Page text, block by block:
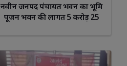
नवीन जनपद पंचायत भवन का भूमि
पूजन भवन की लागत 5 करोड़ 25